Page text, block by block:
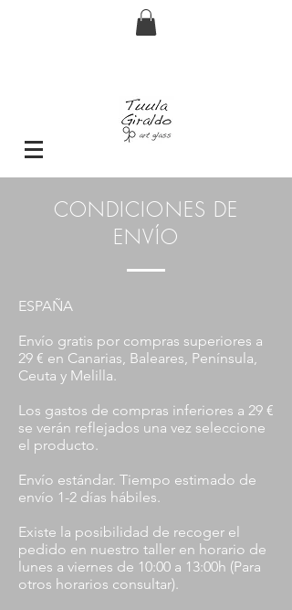
CONDICIONES DE
ENVÍO
ESPAÑA
Envío gratis por compras superiores a
29 € en Canarias, Baleares, Península,
Ceuta y Melilla.
Los gastos de compras inferiores a 29 €
se verán reflejados una vez seleccione
el producto.
Envío estándar. Tiempo estimado de
envío 1-2 días hábiles.
Existe la posibilidad de recoger el
pedido en nuestro taller en horario de
lunes a viernes de 10:00 a 13:00h (Para
otros horarios consultar).